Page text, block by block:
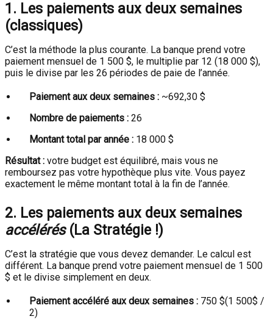
1. Les paiements aux deux semaines
(classiques)
C’est la méthode la plus courante. La banque prend votre
paiement mensuel de 1 500 $, le multiplie par 12 (18 000 $),
puis le divise par les 26 périodes de paie de l’année.
Paiement aux deux semaines : ~692,30 $
Nombre de paiements : 26
Montant total par année : 18 000 $
Résultat : votre budget est équilibré, mais vous ne
remboursez pas votre hypothèque plus vite. Vous payez
exactement le même montant total à la fin de l’année.
2. Les paiements aux deux semaines
accélérés(La Stratégie !)
C’est la stratégie que vous devez demander. Le calcul est
différent. La banque prend votre paiement mensuel de 1 500
$ et le divise simplement en deux.
Paiement accéléré aux deux semaines : 750 $(1 500$ /
2)